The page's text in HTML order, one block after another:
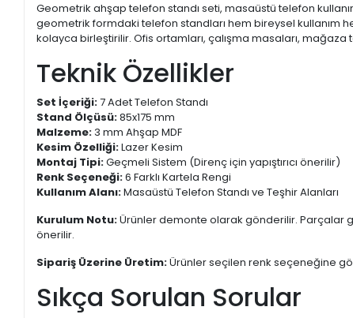
Geometrik ahşap telefon standı seti, masaüstü telefon
geometrik formdaki telefon standları hem bireysel kullanım
kolayca birleştirilir. Ofis ortamları, çalışma masaları,
Teknik Özellikler
Set İçeriği:7 Adet Telefon Standı
Stand Ölçüsü:85x175 mm
Malzeme:3 mm Ahşap MDF
Kesim Özelliği:Lazer Kesim
Montaj Tipi:Geçmeli Sistem (Direnç için yapıştırıcı önerilir)
Renk Seçeneği:6 Farklı Kartela Rengi
Kullanım Alanı:Masaüstü Telefon Standı ve Teşhir Alanları
Kurulum Notu:Ürünler demonte olarak gönderilir. Parçalar
önerilir.
Sipariş Üzerine Üretim:Ürünler seçilen renk seçeneğine
Sıkça Sorulan Sorular